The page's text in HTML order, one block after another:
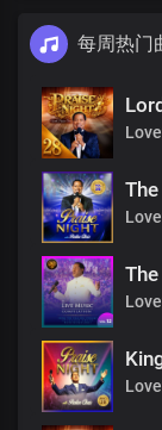
每周热门